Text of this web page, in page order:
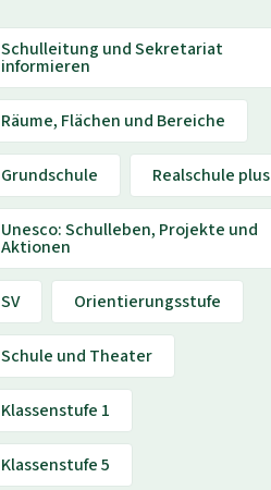
Schulleitung und Sekretariat
informieren
Räume, Flächen und Bereiche
Grundschule Realschule plus
Unesco: Schulleben, Projekte und
Aktionen
SV Orientierungsstufe
Schule und Theater
Klassenstufe 1
Klassenstufe 5